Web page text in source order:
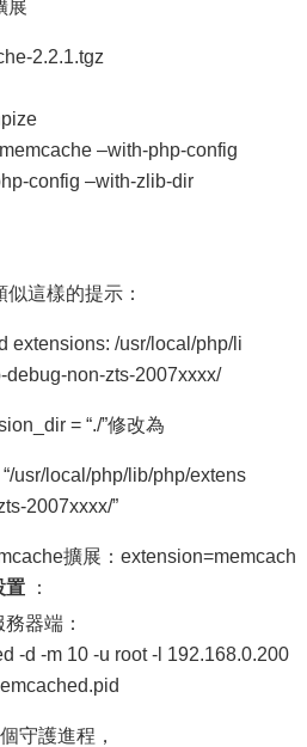
展
2.2.1.tgz
–with-php-config
config –with-zlib-dir
這樣的提示：
extensions: /usr/local/php/li
debug-non-zts-2007xxxx/
= “./”修改為
usr/local/php/lib/php/extens
2007xxxx/”
擴展：extension=memcach
置：
器端：
-d -m 10 -u root -l 192.168.0.200
守護進程，